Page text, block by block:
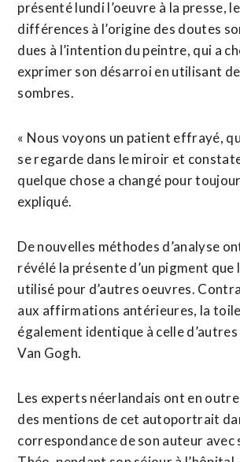
présenté lundi l’oeuvre à la presse,
différences à l’origine des doutes
dues à l’intention du peintre, qui a
exprimer son désarroi en utilisant
sombres.
« Nous voyons un patient effrayé,
se regarde dans le miroir et
quelque chose a changé pour
expliqué.
De nouvelles méthodes d’analyse
révélé la présente d’un pigment que
utilisé pour d’autres oeuvres.
aux affirmations antérieures, la
également identique à celle
Van Gogh.
Les experts néerlandais ont en
des mentions de cet autoportrait
correspondance de son auteur avec